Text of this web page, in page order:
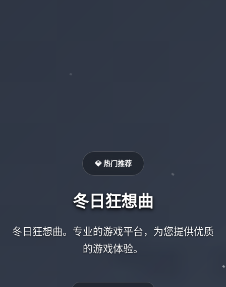
💎 热门推荐
冬日狂想曲
冬日狂想曲。专业的游戏平台，为您提供优质
的游戏体验。